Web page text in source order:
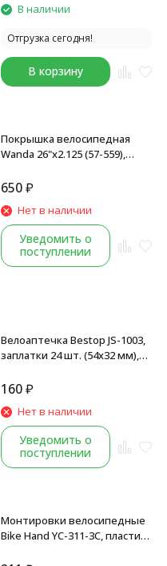
В наличии
Отгрузка сегодня!
В корзину
Покрышка велосипедная
Wanda 26"х2.125 (57-559),
650₽
Нет в наличии
Уведомить о
поступлении
Велоаптечка Bestop JS-1003,
заплатки 24 шт. (54x32 мм),
160₽
Нет в наличии
Уведомить о
поступлении
Монтировки велосипедные
Bike Hand YC-311-3С, пластик/